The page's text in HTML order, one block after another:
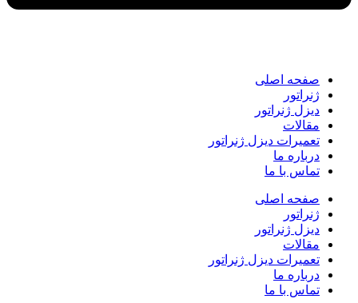
صفحه اصلی
ژنراتور
دیزل ژنراتور
مقالات
تعمیرات دیزل ژنراتور
درباره ما
تماس با ما
صفحه اصلی
ژنراتور
دیزل ژنراتور
مقالات
تعمیرات دیزل ژنراتور
درباره ما
تماس با ما